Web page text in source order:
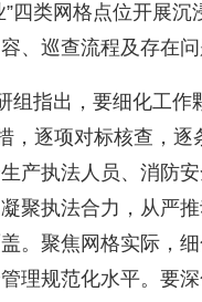
类网格点位开展沉
、巡查流程及存在问
指出，要细化工作
逐项对标核查，逐
产执法人员、消防
聚执法合力，从严
。聚焦网格实际，
理规范化水平。要